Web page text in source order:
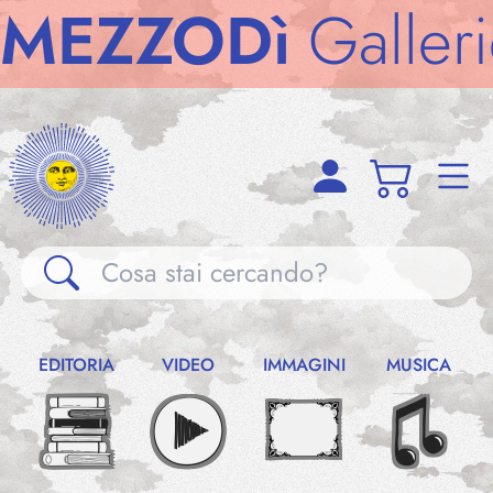
Gallerie
Gallerie
Notizie
EDITORIA VIDEO IMMAGINI MUSICA